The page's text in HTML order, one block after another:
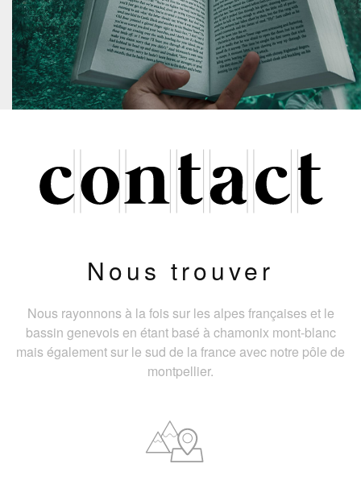
Nous trouver
Nous rayonnons à la fois sur les alpes françaises et le
bassin genevois en étant basé à chamonix mont-blanc
mais également sur le sud de la france avec notre pôle de
montpellier.